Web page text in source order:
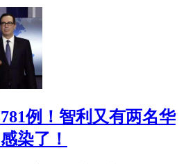
例！智利又有两名华
染了！